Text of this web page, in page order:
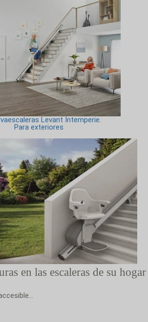
Levant Intemperie.
Para exteriores
en las escaleras de su hogar